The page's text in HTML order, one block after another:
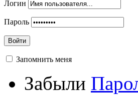
Логин
Пароль
Войти
Запомнить меня
Забыли